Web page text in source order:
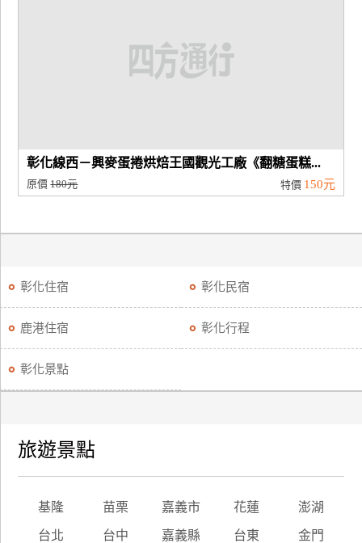
彰化線西－興麥蛋捲烘焙王國觀光工廠《翻糖蛋糕...
原價180元 特價 150元
彰化住宿 彰化民宿
鹿港住宿 彰化行程
彰化景點
旅遊景點
基隆 苗栗 嘉義市 花蓮 澎湖
台北 台中 嘉義縣 台東 金門